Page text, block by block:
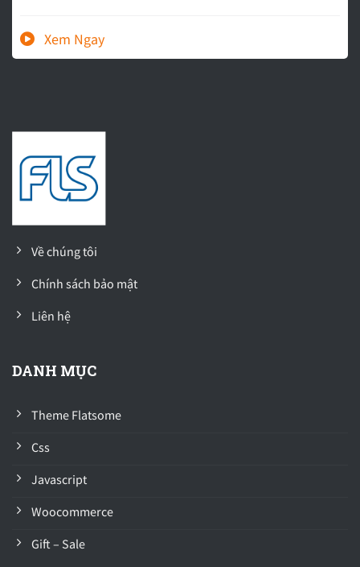
Về chúng tôi
Chính sách bảo mật
Liên hệ
DANH MỤC
Theme Flatsome
Css
Javascript
Woocommerce
Gift – Sale